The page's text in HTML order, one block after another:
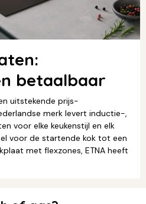
betaalbaar
uitstekende prijs-
merk levert inductie-,
voor elke keukenstijl en elk
voor de startende kok tot een
met flexzones, ETNA heeft